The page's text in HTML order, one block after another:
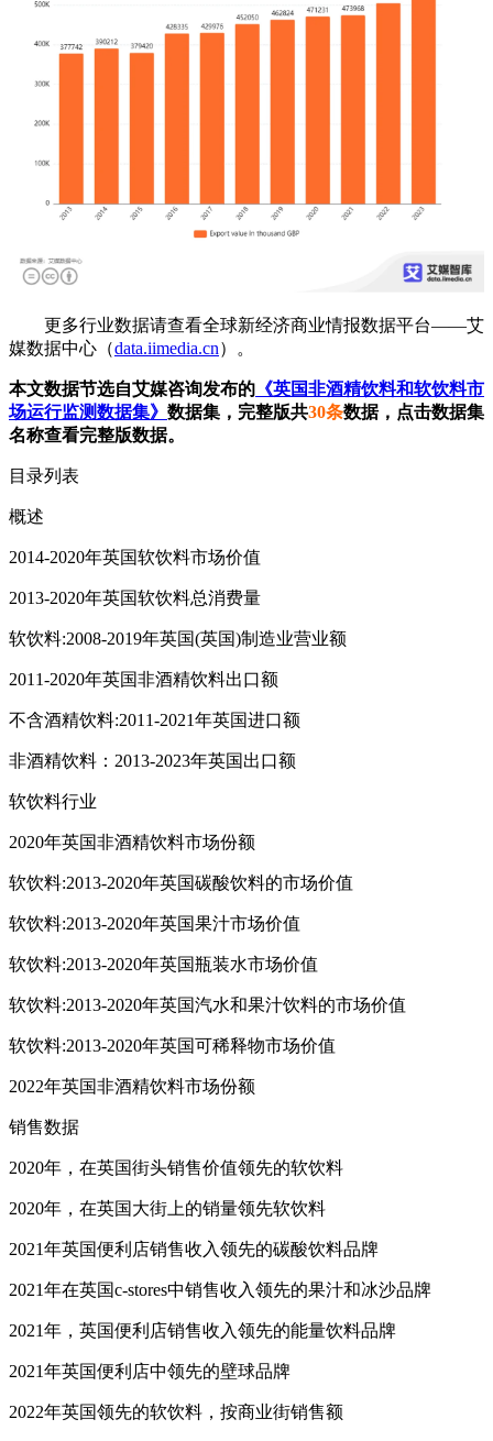
更多行业数据请查看全球新经济商业情报数据平台——艾
媒数据中心（data.iimedia.cn）。
本文数据节选自艾媒咨询发布的 《英国非酒精饮料和软饮料市
场运行监测数据集》 数据集，完整版共30条数据，点击数据集
名称查看完整版数据。
目录列表
概述
2014-2020年英国软饮料市场价值
2013-2020年英国软饮料总消费量
软饮料:2008-2019年英国(英国)制造业营业额
2011-2020年英国非酒精饮料出口额
不含酒精饮料:2011-2021年英国进口额
非酒精饮料：2013-2023年英国出口额
软饮料行业
2020年英国非酒精饮料市场份额
软饮料:2013-2020年英国碳酸饮料的市场价值
软饮料:2013-2020年英国果汁市场价值
软饮料:2013-2020年英国瓶装水市场价值
软饮料:2013-2020年英国汽水和果汁饮料的市场价值
软饮料:2013-2020年英国可稀释物市场价值
2022年英国非酒精饮料市场份额
销售数据
2020年，在英国街头销售价值领先的软饮料
2020年，在英国大街上的销量领先软饮料
2021年英国便利店销售收入领先的碳酸饮料品牌
2021年在英国c-stores中销售收入领先的果汁和冰沙品牌
2021年，英国便利店销售收入领先的能量饮料品牌
2021年英国便利店中领先的壁球品牌
2022年英国领先的软饮料，按商业街销售额